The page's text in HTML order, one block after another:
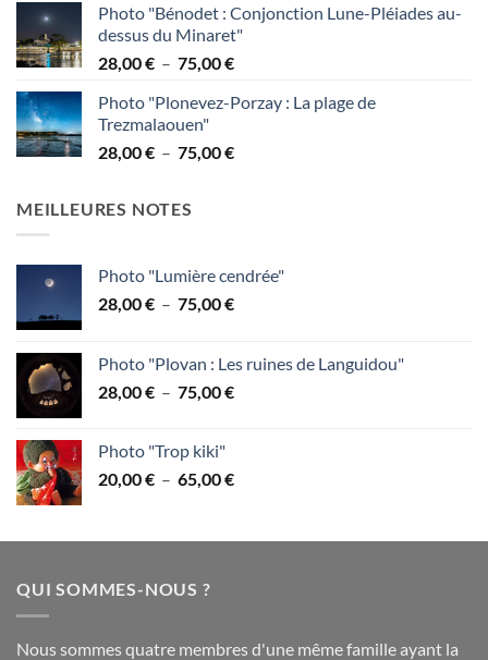
prix :
38,00 €
à
Photo "Bénodet : Conjonction Lune-Pléiades au-
dessus du Minaret"
28,00€ – 75,00€Plage
prix :
à
Photo "Plonevez-Porzay : La plage de
Trezmalaouen"
28,00€ – 75,00€Plage
MEILLEURES NOTES
Photo "Lumière cendrée"
28,00€ – 75,00€Plage
28,00 €
à
Photo "Plovan : Les ruines de Languidou"
28,00€ – 75,00€Plage
à
Photo "Trop kiki"
20,00€ – 65,00€Plage
20,00 €
QUI SOMMES-NOUS ?
Nous sommes quatre membres d'une même famille ayant la